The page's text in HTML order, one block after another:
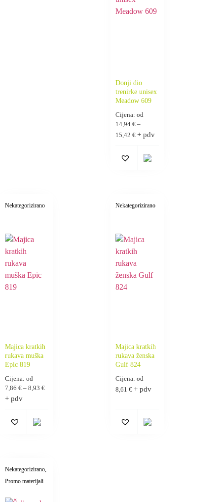
Donji dio
trenirke unisex
Meadow 609
Cijena: od
14,94 € –
15,42 € + pdv
Nekategorizirano
Majica kratkih
rukava muška
Epic 819
Cijena: od
7,86 € – 8,93 €
+ pdv
Nekategorizirano
Majica kratkih
rukava ženska
Gulf 824
Cijena: od
8,61 € + pdv
Nekategorizirano,
Promo materijali